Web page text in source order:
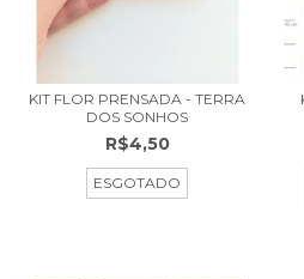
KIT FLOR PRENSADA - TERRA
DOS SONHOS
R$4,50
ESGOTADO